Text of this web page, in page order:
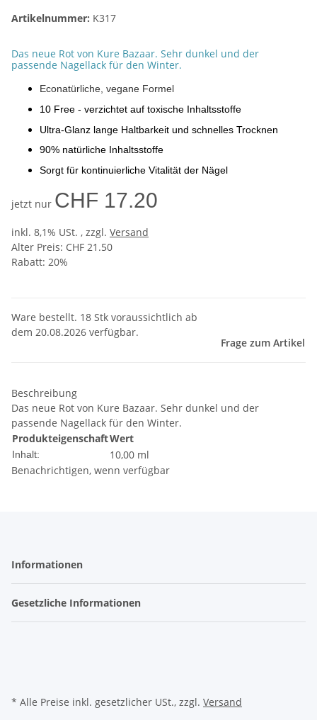
Artikelnummer: K317
Das neue Rot von Kure Bazaar. Sehr dunkel und der
passende Nagellack für den Winter.
Econatürliche, vegane Formel
10 Free - verzichtet auf toxische Inhaltsstoffe
Ultra-Glanz lange Haltbarkeit und schnelles Trocknen
90% natürliche Inhaltsstoffe
Sorgt für kontinuierliche Vitalität der Nägel
jetzt nur CHF 17.20
inkl. 8,1% USt. , zzgl. Versand
Alter Preis: CHF 21.50
Rabatt: 20%
Ware bestellt. 18 Stk voraussichtlich ab
dem 20.08.2026 verfügbar.
Frage zum Artikel
Beschreibung
Das neue Rot von Kure Bazaar. Sehr dunkel und der
passende Nagellack für den Winter.
ProdukteigenschaftWert
Inhalt:
10,00 ml
Benachrichtigen, wenn verfügbar
Informationen
Gesetzliche Informationen
* Alle Preise inkl. gesetzlicher USt., zzgl. Versand